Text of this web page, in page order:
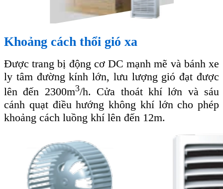
Khoảng cách thổi gió xa
Được trang bị động cơ DC mạnh mẽ và bánh xe
ly tâm đường kính lớn, lưu lượng gió đạt được
lên đến 2300m3/h. Cửa thoát khí lớn và sáu
cánh quạt điều hướng không khí lớn cho phép
khoảng cách luồng khí lên đến 12m.